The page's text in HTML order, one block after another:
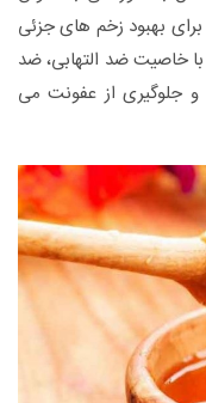
بهبود زخم های جزئی
خاصیت ضد التهابی، ضد
جلوگیری از عفونت می